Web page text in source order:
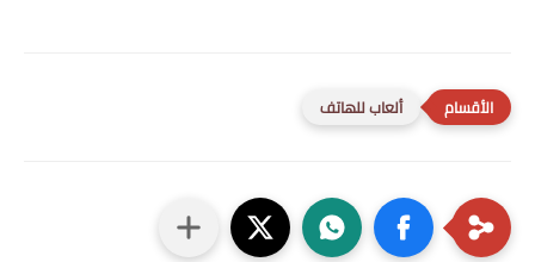
ألعاب للهاتف